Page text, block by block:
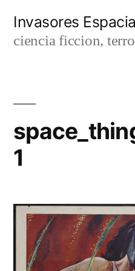
Invasores
ciencia ficcion,
1